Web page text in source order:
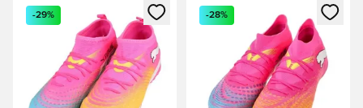
Megnyit egy modált a bejelentkezéshez vagy a tagként
-29%
Megnyit egy modált a
-28%